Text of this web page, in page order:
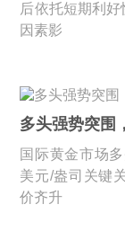
后依托短期利
因素影
多头强势突围
国际黄金市场
美元/盎司关键
价齐升